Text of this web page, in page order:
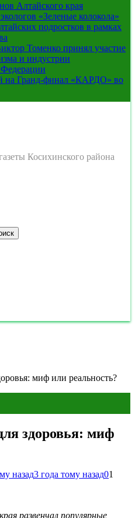
Алтайского края
«Зеленые колокола»
подростков в рамках
Томенко принял участие
и индустрии
Федерации
на Гранд-финал «КАРДО» во
Косихинского района
миф или реальность?
здоровья: миф
назад3 года тому назад01
развенчал популярные